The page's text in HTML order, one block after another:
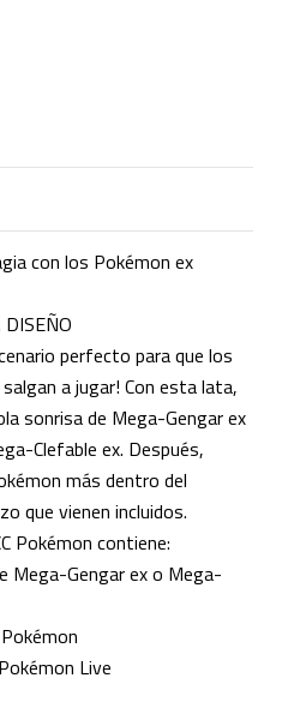
con los Pokémon ex
perfecto para que los
a jugar! Con esta lata,
sonrisa de Mega-Gengar ex
Clefable ex. Después,
más dentro del
que vienen incluidos.
Pokémon contiene:
Mega-Gengar ex o Mega-
Live